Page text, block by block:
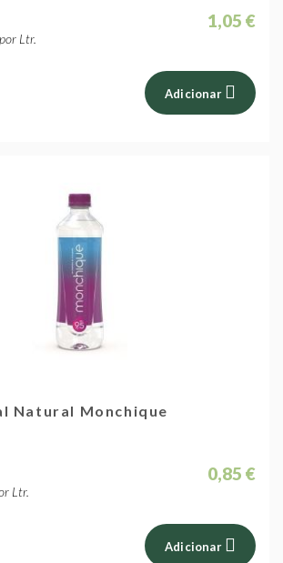
Ltr.
1,05 €
Adicionar
Natural Monchique
Ltr.
0,85 €
Adicionar